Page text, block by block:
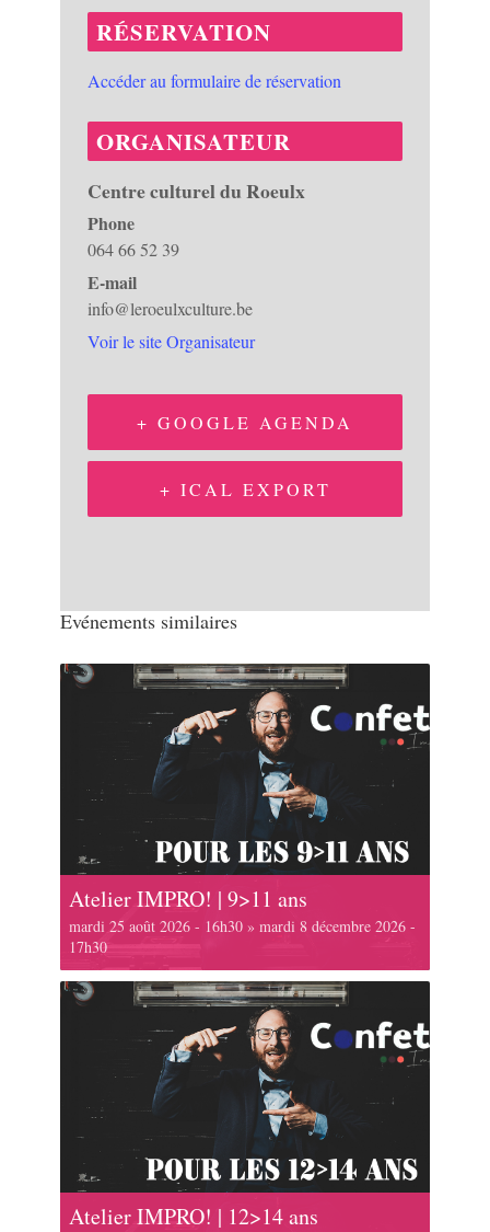
RÉSERVATION
Accéder au formulaire de réservation
ORGANISATEUR
Centre culturel du Roeulx
Phone
064 66 52 39
E-mail
info@leroeulxculture.be
Voir le site Organisateur
+ GOOGLE AGENDA
+ ICAL EXPORT
Evénements similaires
Atelier IMPRO! | 9>11 ans
mardi 25 août 2026 - 16h30 » mardi 8 décembre 2026 -
17h30
Atelier IMPRO! | 12>14 ans